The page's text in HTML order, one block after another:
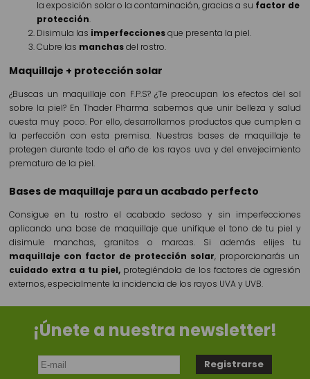
la exposición solar o la contaminación, gracias a su factor de
protección.
Disimula las imperfeccionesque presenta la piel.
Cubre las manchasdel rostro.
Maquillaje + protección solar
¿Buscas un maquillaje con F.P.S? ¿Te preocupan los efectos del sol
sobre la piel? En Thader Pharma sabemos que unir belleza y salud
cuesta muy poco. Por ello, desarrollamos productos que cumplen a
la perfección con esta premisa. Nuestras bases de maquillaje te
protegen durante todo el año de los rayos uva y del envejecimiento
prematuro de la piel.
Bases de maquillaje para un acabado perfecto
Consigue en tu rostro el acabado sedoso y sin imperfecciones
aplicando una base de maquillaje que unifique el tono de tu piel y
disimule manchas, granitos o marcas. Si además elijes tu
maquillaje con factor de protección solar, proporcionarás un
cuidado extra a tu piel, protegiéndola de los factores de agresión
externos, especialmente la incidencia de los rayos UVA y UVB.
¡Únete a nuestra newsletter!